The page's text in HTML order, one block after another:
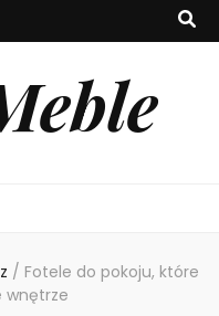
/ Fotele do pokoju, które
wnętrze